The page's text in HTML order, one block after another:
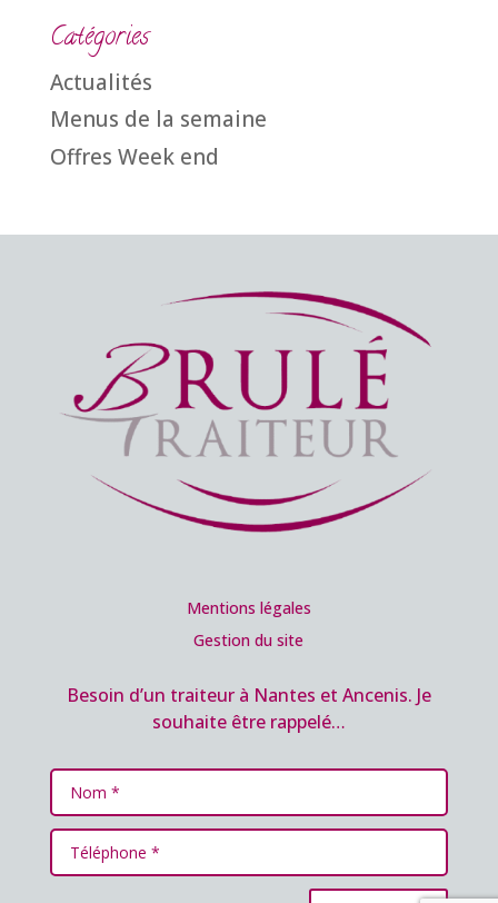
Catégories
Actualités
Menus de la semaine
Offres Week end
Mentions légales
Gestion du site
Besoin d’un traiteur à Nantes et Ancenis. Je
souhaite être rappelé…